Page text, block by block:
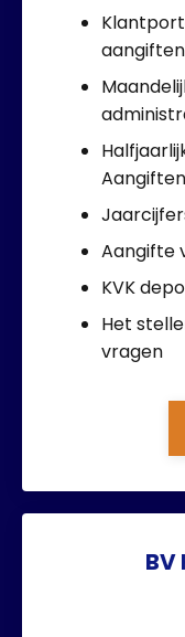
aangiften
Aangifte
KVK
Het
vragen
BV